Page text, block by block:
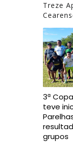
Treze
3ª
teve
grupos